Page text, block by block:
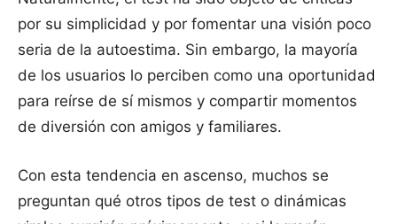
por su simplicidad y por fomentar una visión poco
seria de la autoestima. Sin embargo, la mayoría
de los usuarios lo perciben como una oportunidad
para reírse de sí mismos y compartir momentos
de diversión con amigos y familiares.
Con esta tendencia en ascenso, muchos se
preguntan qué otros tipos de test o dinámicas